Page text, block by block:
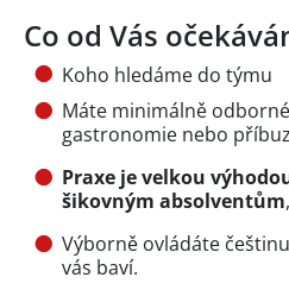
Co od Vás
Koho hledáme do týmu
Máte minimálně
gastronomie nebo
Praxe je velkou
šikovným absolventům
Výborně ovládáte
vás baví.